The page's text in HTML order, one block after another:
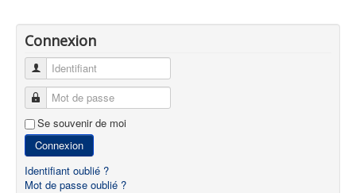
Connexion
Identifiant
Mot de passe
Se souvenir de moi
Connexion
Identifiant oublié ?
Mot de passe oublié ?